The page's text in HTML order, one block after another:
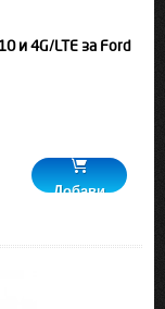
и 4G/LTE за Ford
Добави